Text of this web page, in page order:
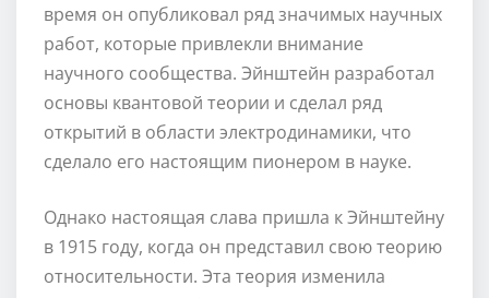
время он опубликовал ряд значимых научных
работ, которые привлекли внимание
научного сообщества. Эйнштейн разработал
основы квантовой теории и сделал ряд
открытий в области электродинамики, что
сделало его настоящим пионером в науке.
Однако настоящая слава пришла к Эйнштейну
в 1915 году, когда он представил свою теорию
относительности. Эта теория изменила